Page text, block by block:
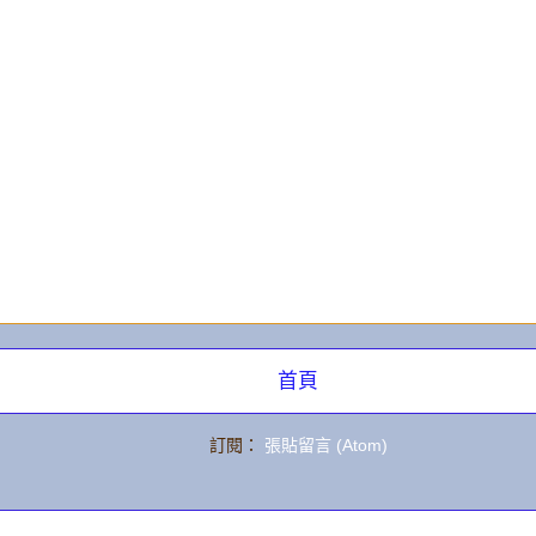
首頁
訂閱： 張貼留言 (Atom)